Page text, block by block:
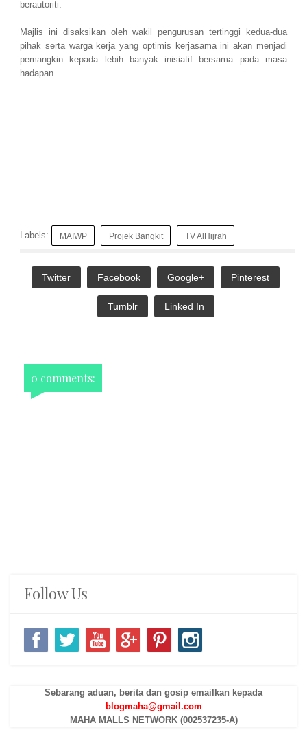
berautoriti.
Majlis ini disaksikan oleh wakil pengurusan tertinggi kedua-dua
pihak serta warga kerja yang optimis kerjasama ini akan menjadi
pemangkin kepada lebih banyak inisiatif bersama pada masa
hadapan.
Labels: MAIWP Projek Bangkit TV AlHijrah
Twitter Facebook Google+ Pinterest
Tumblr Linked In
0 comments:
Follow Us
Sebarang aduan, berita dan gosip emailkan kepada
blogmaha@gmail.com
MAHA MALLS NETWORK (002537235-A)